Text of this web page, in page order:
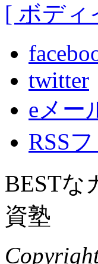
[ ボディ
twitter
eメー
RSS
BESTな
資塾